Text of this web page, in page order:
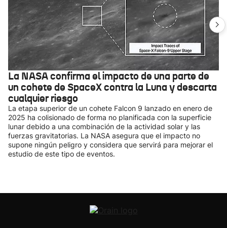
La NASA confirma el impacto de una parte de
un cohete de SpaceX contra la Luna y descarta
cualquier riesgo
La etapa superior de un cohete Falcon 9 lanzado en enero de
2025 ha colisionado de forma no planificada con la superficie
lunar debido a una combinación de la actividad solar y las
fuerzas gravitatorias. La NASA asegura que el impacto no
supone ningún peligro y considera que servirá para mejorar el
estudio de este tipo de eventos.